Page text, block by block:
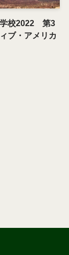
校2022 第3
ブ・アメリカ